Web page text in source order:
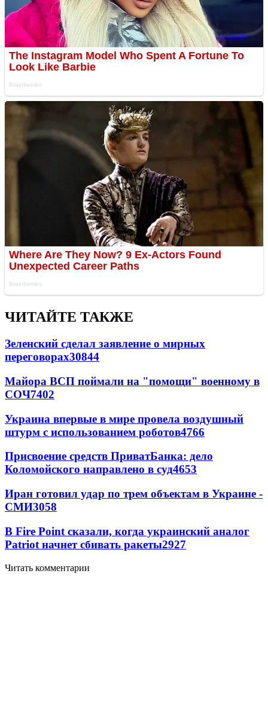
ЧИТАЙТЕ ТАКЖЕ
Зеленский сделал заявление о мирных
переговорах30844
Майора ВСП поймали на "помощи" военному в
СОЧ7402
Украина впервые в мире провела воздушный
штурм с использованием роботов4766
Присвоение средств ПриватБанка: дело
Коломойского направлено в суд4653
Иран готовил удар по трем объектам в Украине -
СМИ3058
В Fire Point сказали, когда украинский аналог
Patriot начнет сбивать ракеты2927
Читать комментарии